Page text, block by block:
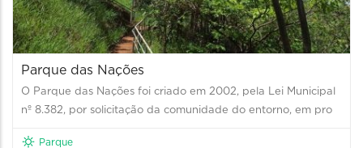
Parque das Nações
O Parque das Nações foi criado em 2002, pela Lei Municipal
nº 8.382, por solicitação da comunidade do entorno, em pro
Parque